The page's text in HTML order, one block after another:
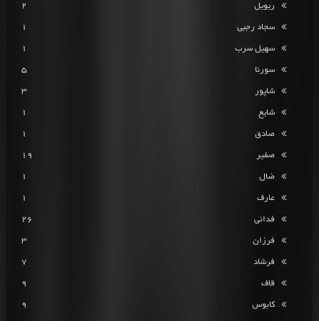
ریویل 2
سجاد رجبی 1
سهیل سرب 1
سورنا 5
شاپور 3
شایع 1
صادق 1
صفیر 19
ضال 1
عارف 1
فدائی 26
فرزان 3
فرشاد 7
قاف 9
کابوس 9